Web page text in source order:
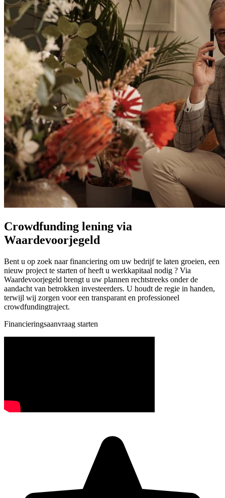
Crowdfunding lening via
Waardevoorjegeld
Bent u op zoek naar financiering om uw bedrijf te laten groeien, een
nieuw project te starten of heeft u werkkapitaal nodig ? Via
Waardevoorjegeld brengt u uw plannen rechtstreeks onder de
aandacht van betrokken investeerders. U houdt de regie in handen,
terwijl wij zorgen voor een transparant en professioneel
crowdfundingtraject.
Financieringsaanvraag starten